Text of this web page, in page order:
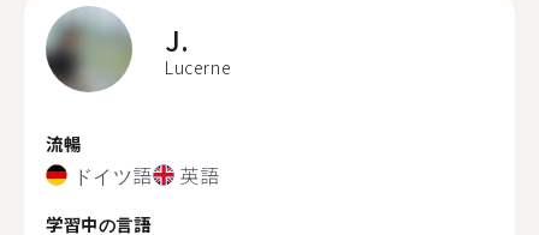
J.
Lucerne
流暢
ドイツ語 英語
学習中の言語